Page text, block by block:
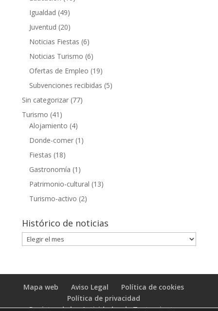
Igualdad (49)
Juventud (20)
Noticias Fiestas (6)
Noticias Turismo (6)
Ofertas de Empleo (19)
Subvenciones recibidas (5)
Sin categorizar(77)
Turismo (41)
Alojamiento (4)
Donde-comer(1)
Fiestas (18)
Gastronomía (1)
Patrimonio-cultural (13)
Turismo-activo (2)
Histórico de noticias
Histórico
de
Mapa web Aviso Legal
Política de cookies
Política de privacidad